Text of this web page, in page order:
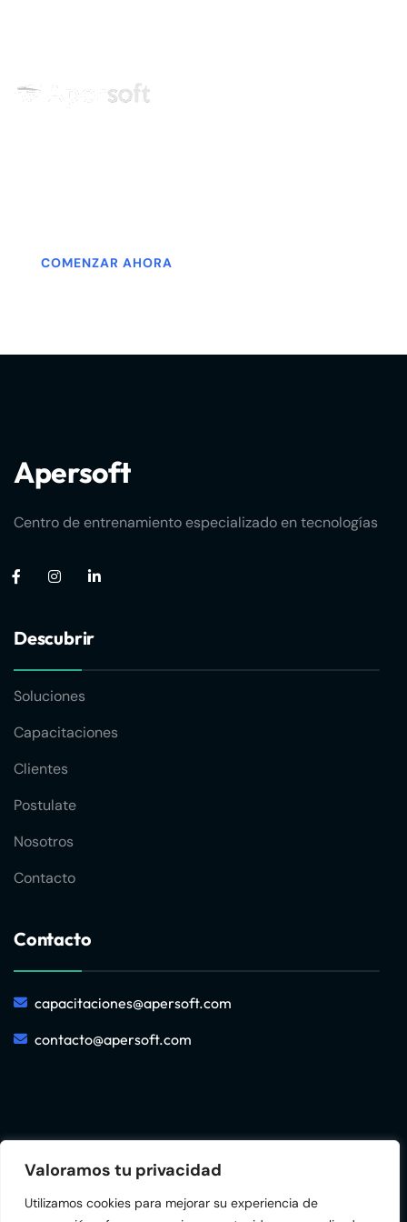
Valoramos tu privacidad
Utilizamos cookies para mejorar su experiencia de
COMENZAR AHORA
Apersoft
Centro de entrenamiento especializado en tecnologías
Descubrir
Soluciones
Capacitaciones
Clientes
Postulate
Nosotros
Contacto
Contacto
capacitaciones@apersoft.com
contacto@apersoft.com
AperSoft
Servicios y consultoría de TI